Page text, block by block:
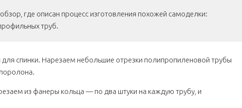
где описан процесс изготовления похожей самоделки:
труб.
спинки. Нарезаем небольшие отрезки полипропиленовой трубы
из фанеры кольца — по два штуки на каждую трубу, и